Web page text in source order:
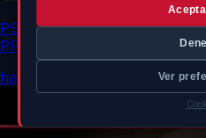
Ver
PSOE resalta su visión
PP y Vox
hace 4h